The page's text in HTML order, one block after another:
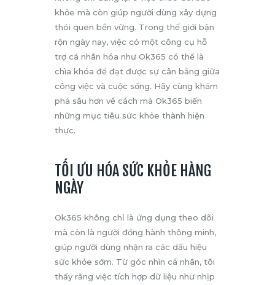
khỏe mà còn giúp người dùng xây dựng
thói quen bền vững. Trong thế giới bận
rộn ngày nay, việc có một công cụ hỗ
trợ cá nhân hóa như Ok365 có thể là
chìa khóa để đạt được sự cân bằng giữa
công việc và cuộc sống. Hãy cùng khám
phá sâu hơn về cách mà Ok365 biến
những mục tiêu sức khỏe thành hiện
thực.
TỐI ƯU HÓA SỨC KHỎE HÀNG
NGÀY
Ok365 không chỉ là ứng dụng theo dõi
mà còn là người đồng hành thông minh,
giúp người dùng nhận ra các dấu hiệu
sức khỏe sớm. Từ góc nhìn cá nhân, tôi
thấy rằng việc tích hợp dữ liệu như nhịp